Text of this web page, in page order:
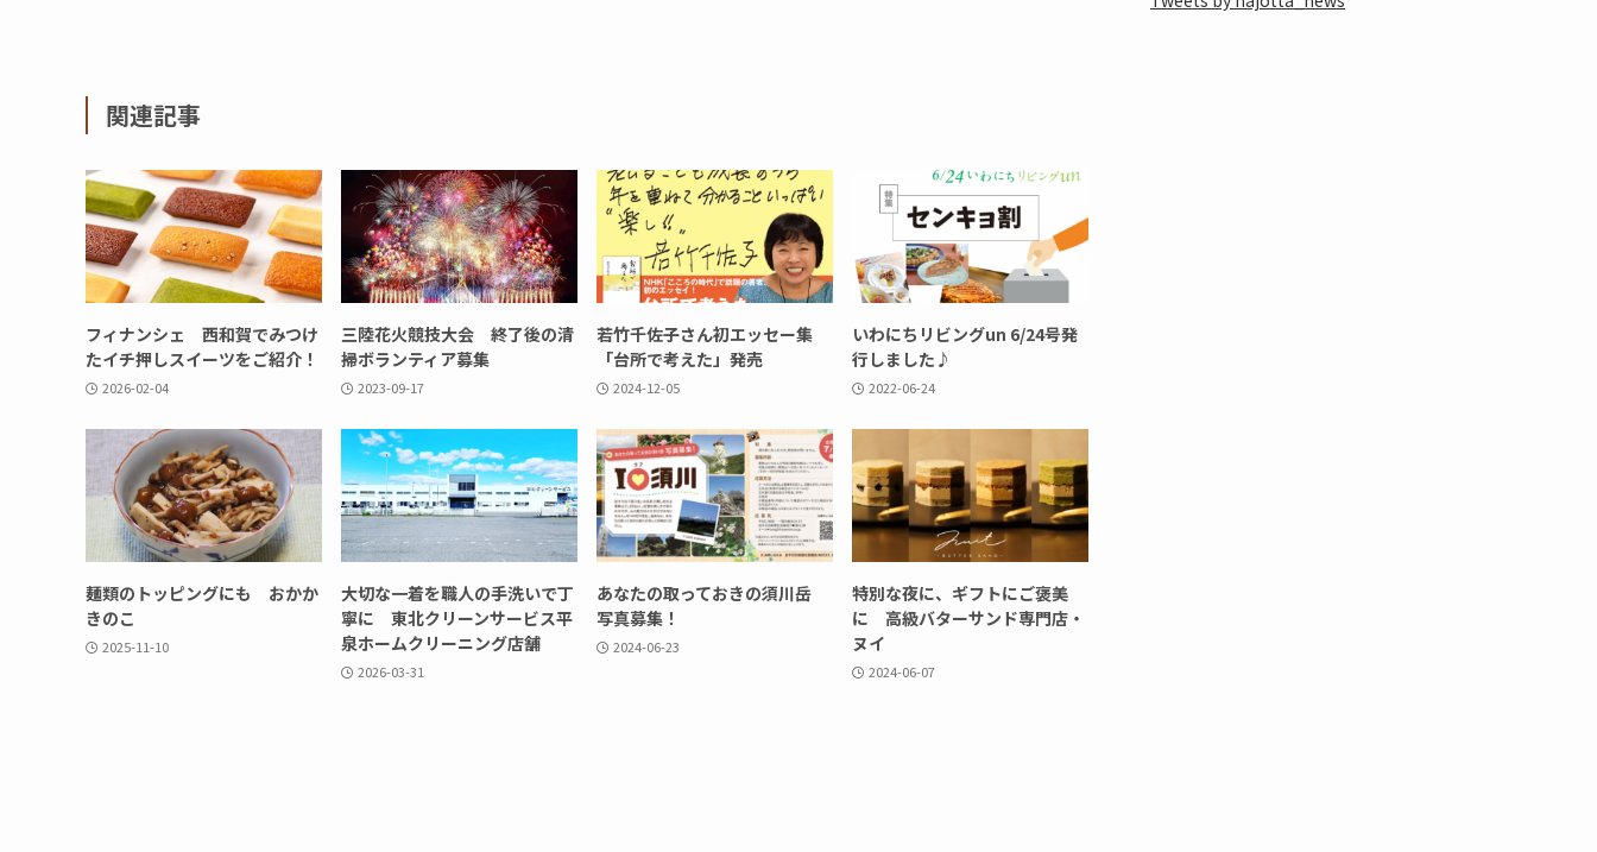
関連記事
フィナンシェ 西和賀でみつけ
たイチ押しスイーツをご紹介！
2026-02-04
三陸花火競技大会 終了後の清
掃ボランティア募集
2023-09-17
若竹千佐子さん初エッセー集
「台所で考えた」発売
2024-12-05
いわにちリビングun 6/24号発
行しました♪
2022-06-24
麺類のトッピングにも おかか
きのこ
2025-11-10
大切な一着を職人の手洗いで丁
寧に 東北クリーンサービス平
泉ホームクリーニング店舗
2026-03-31
あなたの取っておきの須川岳
写真募集！
2024-06-23
特別な夜に、ギフトにご褒美
に 高級バターサンド専門店・
ヌイ
2024-06-07